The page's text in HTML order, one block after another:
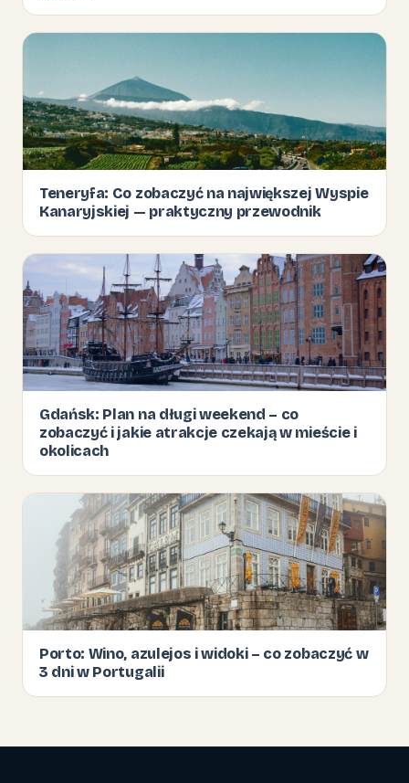
Teneryfa: Co zobaczyć na największej Wyspie
Kanaryjskiej — praktyczny przewodnik
Gdańsk: Plan na długi weekend – co
zobaczyć i jakie atrakcje czekają w mieście i
okolicach
Porto: Wino, azulejos i widoki – co zobaczyć w
3 dni w Portugalii